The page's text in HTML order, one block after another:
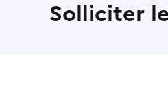
Solliciter